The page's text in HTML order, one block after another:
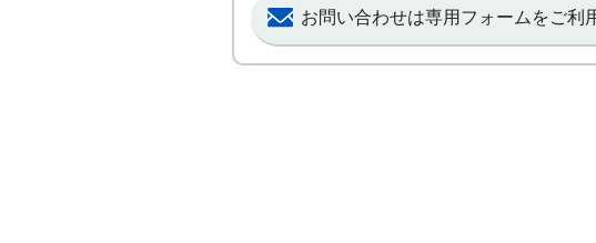
お問い合わせは専用フォームをご利